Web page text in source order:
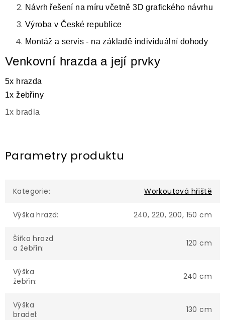
Návrh řešení na míru včetně 3D grafického návrhu
Výroba v České republice
Montáž a servis - na základě individuální dohody
Venkovní hrazda a její prvky
5x hrazda
1x žebřiny
1x bradla
Parametry produktu
Kategorie: Workoutová hřiště
Výška hrazd: 240, 220, 200, 150 cm
Šířka hrazd
a žebřin: 120 cm
Výška
žebřin: 240 cm
Výška
bradel: 130 cm